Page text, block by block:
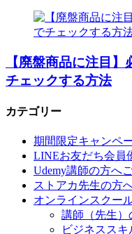
【廃盤商品に注目
チェックする方法
カテゴリー
期間限定キャンペ
LINEお友だち会員
Udemy講師の方へ
ストアカ先生の方
オンラインスクー
講師（先生）
ビジネススキ